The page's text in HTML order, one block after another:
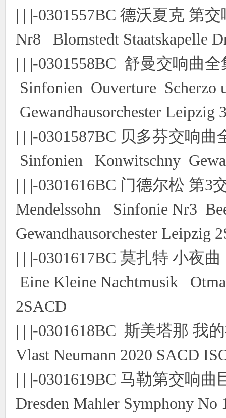
| | |-0301557BC 德沃夏克 第
Nr8 Blomstedt Staatskapelle
| | |-0301558BC 舒曼交响曲
Sinfonien Ouverture
Gewandhausorchester Leipzig
| | |-0301587BC 贝多芬交响
Sinfonien Konwitschny
| | |-0301616BC 门德尔松 第
Mendelssohn Sinfonie Nr3
Gewandhausorchester Leipzig
| | |-0301617BC 莫扎特 小夜
Eine Kleine Nachtmusik
2SACD
| | |-0301618BC 斯美塔那 我
Vlast Neumann 2020 SACD
| | |-0301619BC 马勒第交响
Dresden Mahler Symphony No